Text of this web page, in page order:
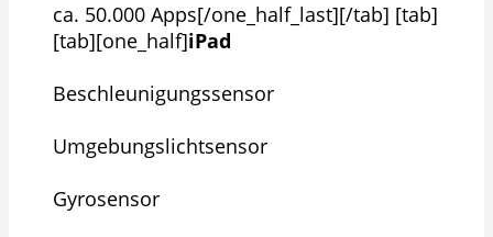
ca. 50.000 Apps[/one_half_last][/tab] [tab]
[tab][one_half]iPad
Beschleunigungssensor
Umgebungslichtsensor
Gyrosensor